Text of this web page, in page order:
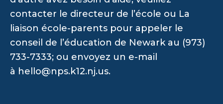
contacter le directeur de l’école ou La
liaison école-parents pour appeler le
conseil de l’éducation de Newark au (973)
733-7333; ou envoyez un e-mail
à hello@nps.k12.nj.us.